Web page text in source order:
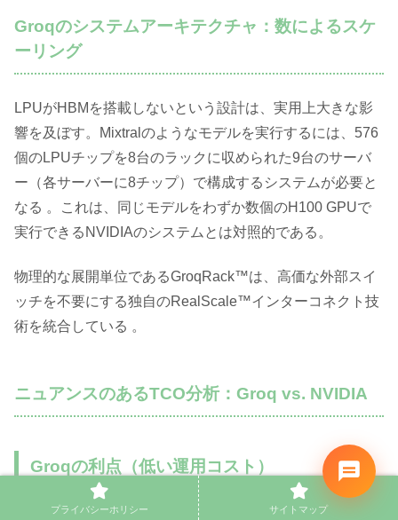
Groqのシステムアーキテクチャ：数によるスケ
ーリング
LPUがHBMを搭載しないという設計は、実用上大きな影
響を及ぼす。Mixtralのようなモデルを実行するには、576
個のLPUチップを8台のラックに収められた9台のサーバ
ー（各サーバーに8チップ）で構成するシステムが必要と
なる 。これは、同じモデルをわずか数個のH100 GPUで
実行できるNVIDIAのシステムとは対照的である。
物理的な展開単位であるGroqRack™は、高価な外部スイ
ッチを不要にする独自のRealScale™インターコネクト技
術を統合している 。
ニュアンスのあるTCO分析：Groq vs. NVIDIA
Groqの利点（低い運用コスト）
電力効率：LPUアーキテクチャは、演算あたりのエ
プライバシーホリシー サイトマップ